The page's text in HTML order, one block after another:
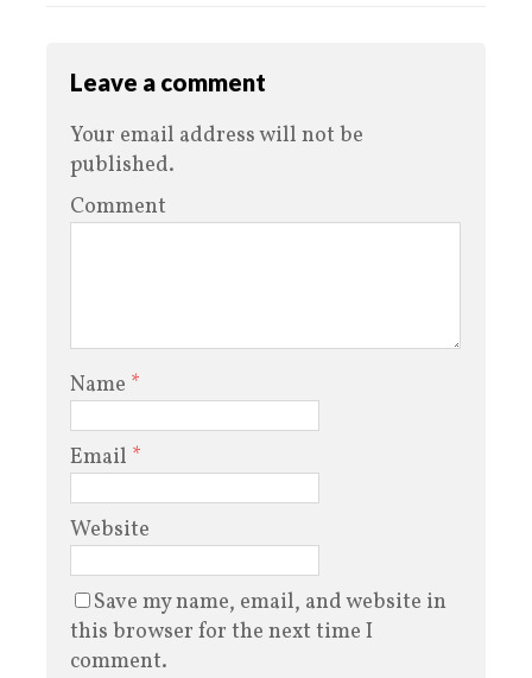
Leave a comment
Your email address will not be
published.
Comment
Name *
Email *
Website
Save my name, email, and website in
this browser for the next time I
comment.